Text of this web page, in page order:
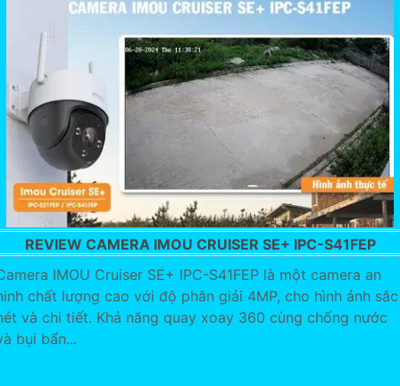
REVIEW CAMERA IMOU CRUISER SE+ IPC-S41FEP
IMOU Cruiser SE+ IPC-S41FEP là một camera an
chất lượng cao với độ phân giải 4MP, cho hình ảnh sắc
và chi tiết. Khả năng quay xoay 360 cùng chống nước
bụi bẩn...